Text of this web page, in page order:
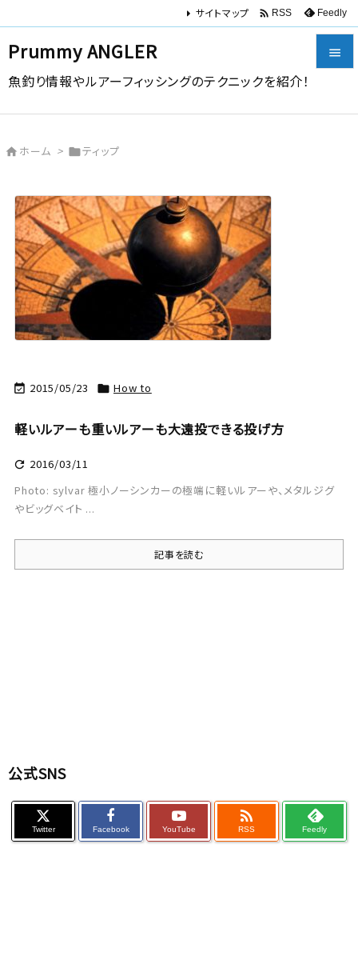
Prummy ANGLER
魚釣り情報やルアーフィッシングのテクニックを紹介！

サイトマップ  RSS Feedly
 ホーム > ティップ
 2015/05/23  How to
軽いルアーも重いルアーも大遠投できる投げ方
 2016/03/11
Photo: sylvar 極小ノーシンカーの極端に軽いルアーや、メタルジグ
やビッグベイト ...
記事を読む
公式SNS
Twitter Facebook YouTube

RSS Feedly